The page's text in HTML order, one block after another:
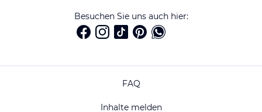
Besuchen Sie uns auch hier:
FAQ
Inhalte melden